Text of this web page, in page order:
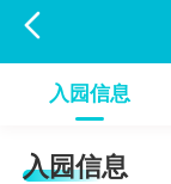

入园信息
入园信息